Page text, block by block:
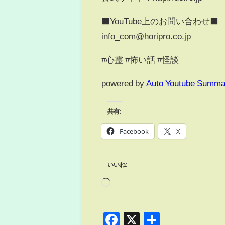
⬛️YouTube上のお問い合わせ⬛️
info_com@horipro.co.jp
#心霊 #怖い話 #怪談
powered by Auto Youtube
共有:
Facebook X
いいね:
Facebook
X